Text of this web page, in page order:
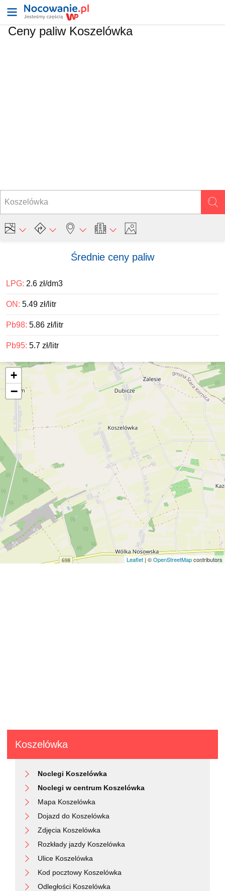
Ceny paliw Koszelówka
Średnie ceny paliw
LPG: 2.6 zł/dm3
ON: 5.49 zł/litr
Pb98: 5.86 zł/litr
Pb95: 5.7 zł/litr
+
−
Leaflet | ©OpenStreetMapcontributors
Koszelówka
Noclegi Koszelówka
Noclegi w centrum Koszelówka
Mapa Koszelówka
Dojazd do Koszelówka
Zdjęcia Koszelówka
Rozkłady jazdy Koszelówka
Ulice Koszelówka
Kod pocztowy Koszelówka
Odległości Koszelówka